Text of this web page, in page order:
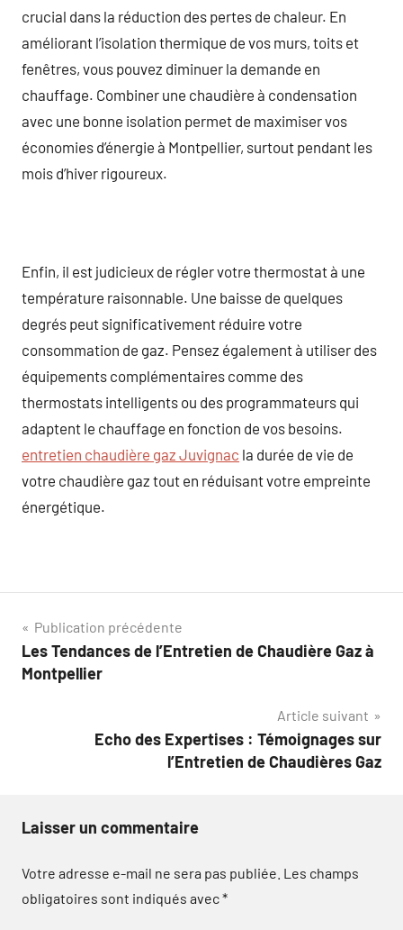
crucial dans la réduction des pertes de chaleur. En
améliorant l’isolation thermique de vos murs, toits et
fenêtres, vous pouvez diminuer la demande en
chauffage. Combiner une chaudière à condensation
avec une bonne isolation permet de maximiser vos
économies d’énergie à Montpellier, surtout pendant les
mois d’hiver rigoureux.
Enfin, il est judicieux de régler votre thermostat à une
température raisonnable. Une baisse de quelques
degrés peut significativement réduire votre
consommation de gaz. Pensez également à utiliser des
équipements complémentaires comme des
thermostats intelligents ou des programmateurs qui
adaptent le chauffage en fonction de vos besoins.
entretien chaudière gaz Juvignac la durée de vie de
votre chaudière gaz tout en réduisant votre empreinte
énergétique.
Navigation
de
Publication précédente
Les Tendances de l’Entretien de Chaudière Gaz à
Montpellier
Article suivant
Echo des Expertises : Témoignages sur
l’Entretien de Chaudières Gaz
Laisser un commentaire
Votre adresse e-mail ne sera pas publiée. Les champs
obligatoires sont indiqués avec*